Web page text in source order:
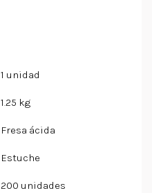
1 unidad
1.25 kg
Fresa ácida
Estuche
200 unidades